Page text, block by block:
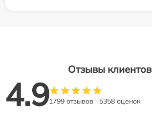
Отзывы клиентов
4.91799 отзывов 5358 оценок